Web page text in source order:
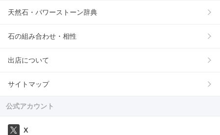
天然石・パワーストーン辞典
石の組み合わせ・相性
出店について
サイトマップ
公式アカウント
X